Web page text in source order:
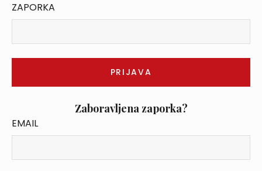
ZAPORKA
Zaboravljena zaporka?
EMAIL